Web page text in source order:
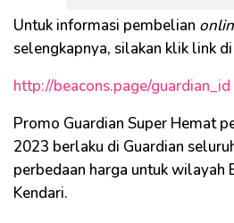
Untuk informasi pembelian
selengkapnya, silakan klik link
http://beacons.page/guardian_id
Promo Guardian Super Hemat
2023 berlaku di Guardian
perbedaan harga untuk wilayah
Kendari.